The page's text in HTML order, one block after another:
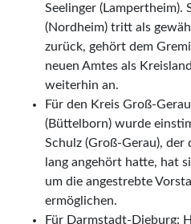
Seelinger (Lampertheim).
(Nordheim) tritt als
zurück, gehört dem
neuen Amtes als
weiterhin an.
Für den Kreis Groß-
(Büttelborn) wurde
Schulz (Groß-Gerau),
lang angehört hatte, hat
um die angestrebte
ermöglichen.
Für Darmstadt-Dieburg: